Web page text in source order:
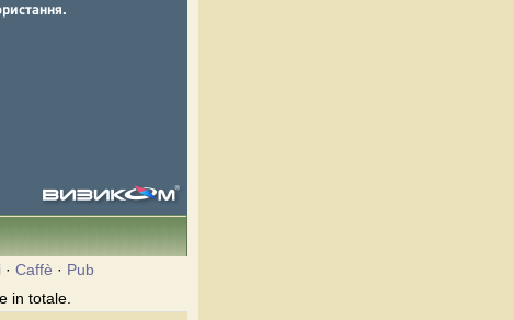
· Caffè · Pub
in totale.